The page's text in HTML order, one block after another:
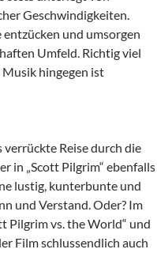
Geschwindigkeiten.
und umsorgen
Umfeld. Richtig viel
hingegen ist
verrückte Reise durch die
in „Scott Pilgrim“ ebenfalls
lustig, kunterbunte und
und Verstand. Oder? Im
Pilgrim vs. the World“ und
Film schlussendlich auch